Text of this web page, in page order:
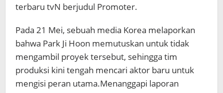
terbaru tvN berjudul Promoter.
Pada 21 Mei, sebuah media Korea melaporkan
bahwa Park Ji Hoon memutuskan untuk tidak
mengambil proyek tersebut, sehingga tim
produksi kini tengah mencari aktor baru untuk
mengisi peran utama.Menanggapi laporan